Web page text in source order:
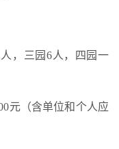
，三园6人，四园一
元（含单位和个人应